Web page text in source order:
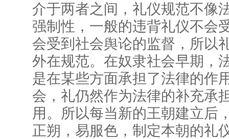
介于两者之间，礼仪规范不像
强制性，一般的违背礼仪不会
会受到社会舆论的监督，所以
外在规范。在奴隶社会早期，
是在某些方面承担了法律的作
会，礼仍然作为法律的补充承
用。所以每当新的王朝建立后
正朔，易服色，制定本朝的礼